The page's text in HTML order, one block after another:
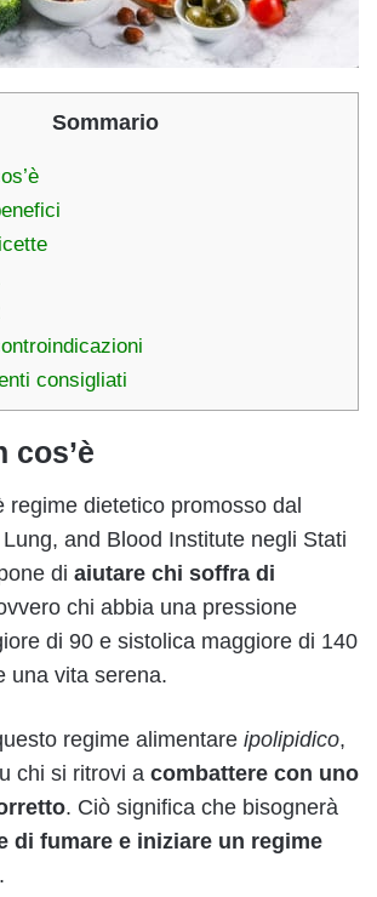
Sommario
consigliati
cos’è
regime dietetico promosso dal
and Blood Institute negli Stati
di aiutare chi soffra di
chi abbia una pressione
di 90 e sistolica maggiore di 140
una vita serena.
regime alimentare ipolipidico,
chi si ritrovi a combattere con uno
. Ciò significa che bisognerà
di fumare e iniziare un regime
.